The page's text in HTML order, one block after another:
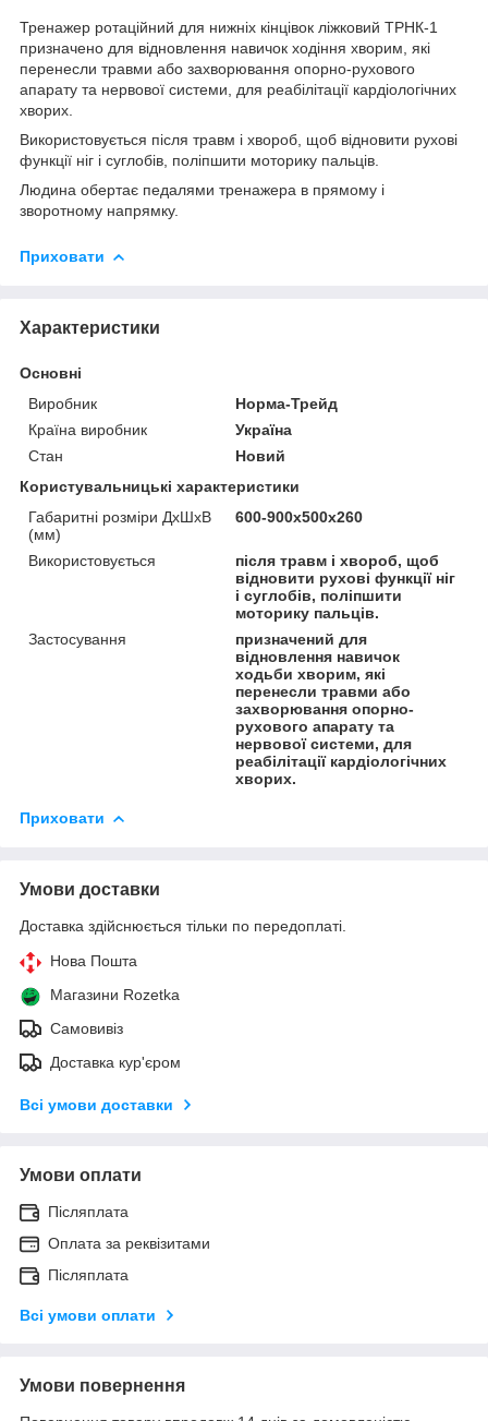
Тренажер ротаційний для нижніх кінцівок ліжковий ТРНК-1
призначено для відновлення навичок ходіння хворим, які
перенесли травми або захворювання опорно-рухового
апарату та нервової системи, для реабілітації кардіологічних
хворих.
Використовується після травм і хвороб, щоб відновити рухові
функції ніг і суглобів, поліпшити моторику пальців.
Людина обертає педалями тренажера в прямому і
зворотному напрямку.
Приховати
Характеристики
Основні
Виробник
Норма-Трейд
Країна виробник
Україна
Стан
Новий
Користувальницькі характеристики
Габаритні розміри ДхШхВ
(мм)
600-900х500х260
Використовується
після травм і хвороб, щоб
відновити рухові функції ніг
і суглобів, поліпшити
моторику пальців.
Застосування
призначений для
відновлення навичок
ходьби хворим, які
перенесли травми або
захворювання опорно-
рухового апарату та
нервової системи, для
реабілітації кардіологічних
хворих.
Приховати
Умови доставки
Доставка здійснюється тільки по передоплаті.
Нова Пошта
Магазини Rozetka
Самовивіз
Доставка кур'єром
Всі умови доставки
Умови оплати
Післяплата
Оплата за реквізитами
Післяплата
Всі умови оплати
Умови повернення